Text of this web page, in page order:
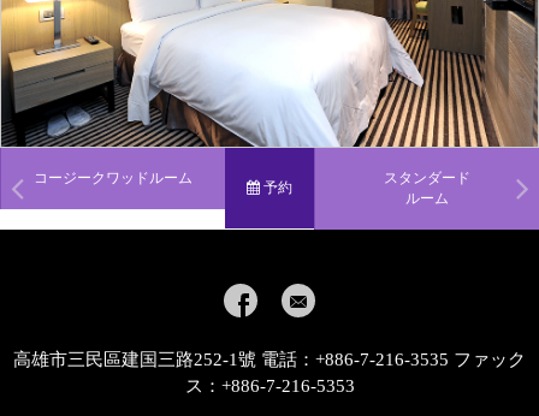
コージークワッドルーム
予約
スタンダード
ルーム
高雄市三民區建国三路252-1號 電話：+886-7-216-3535 ファック
ス：+886-7-216-5353